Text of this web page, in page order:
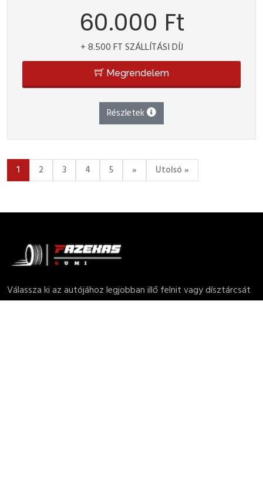
60.000 Ft
+ 8.500 FT SZÁLLÍTÁSI DÍJ
Megrendelem
Részletek
1 (current)
2 3 4 5 » Utolsó »
Válassza ki az autójához legjobban illő felnit vagy dísztárcsát